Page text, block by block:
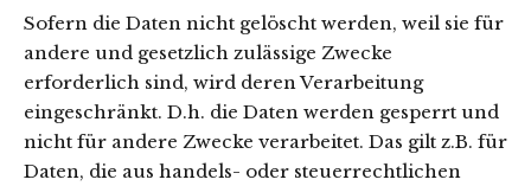
Sofern die Daten nicht gelöscht werden, weil sie für
andere und gesetzlich zulässige Zwecke
erforderlich sind, wird deren Verarbeitung
eingeschränkt. D.h. die Daten werden gesperrt und
nicht für andere Zwecke verarbeitet. Das gilt z.B. für
Daten, die aus handels- oder steuerrechtlichen